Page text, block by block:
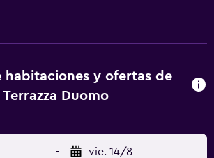
habitaciones y ofertas de
Terrazza Duomo
- vie. 14/8